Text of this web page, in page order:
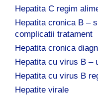
Hepatita C regim
Hepatita cronica B –
complicatii tratament
Hepatita cronica
Hepatita cu virus B –
Hepatita cu virus B
Hepatite virale